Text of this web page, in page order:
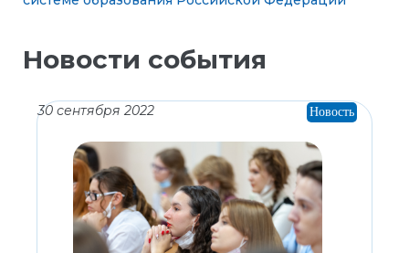
Новости события
30 сентября 2022 Новость